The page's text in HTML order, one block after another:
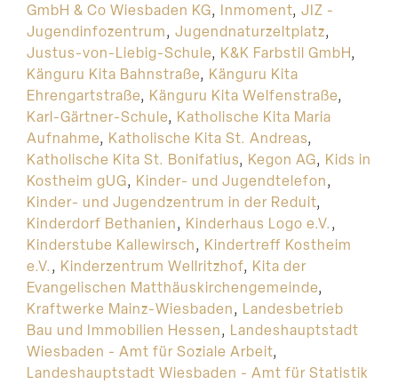
GmbH & Co Wiesbaden KG, Inmoment, JIZ -
Jugendinfozentrum, Jugendnaturzeltplatz,
Justus-von-Liebig-Schule, K&K Farbstil GmbH,
Känguru Kita Bahnstraße, Känguru Kita
Ehrengartstraße, Känguru Kita Welfenstraße,
Karl-Gärtner-Schule, Katholische Kita Maria
Aufnahme, Katholische Kita St. Andreas,
Katholische Kita St. Bonifatius, Kegon AG, Kids in
Kostheim gUG, Kinder- und Jugendtelefon,
Kinder- und Jugendzentrum in der Reduit,
Kinderdorf Bethanien, Kinderhaus Logo e.V.,
Kinderstube Kallewirsch, Kindertreff Kostheim
e.V., Kinderzentrum Wellritzhof, Kita der
Evangelischen Matthäuskirchengemeinde,
Kraftwerke Mainz-Wiesbaden, Landesbetrieb
Bau und Immobilien Hessen, Landeshauptstadt
Wiesbaden - Amt für Soziale Arbeit,
Landeshauptstadt Wiesbaden - Amt für Statistik